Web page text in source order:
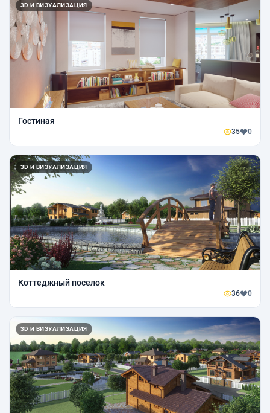
3D И ВИЗУАЛИЗАЦИЯ
Гостиная
35 0
3D И ВИЗУАЛИЗАЦИЯ
Коттеджный поселок
36 0
3D И ВИЗУАЛИЗАЦИЯ